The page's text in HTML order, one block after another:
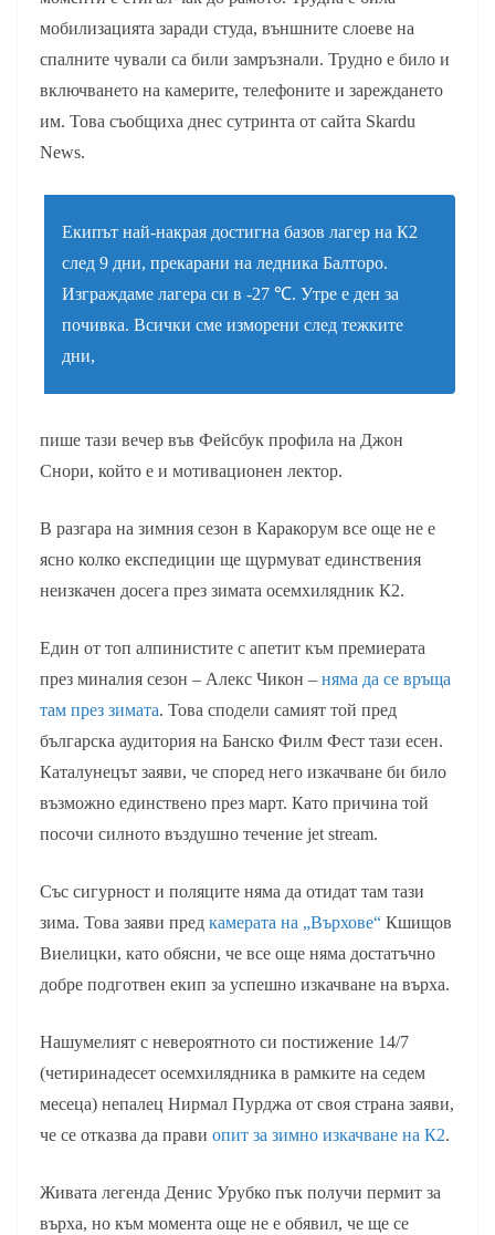
мобилизацията заради студа, външните слоеве на
спалните чували са били замръзнали. Трудно е било и
включването на камерите, телефоните и зареждането
им. Това съобщиха днес сутринта от сайта Skardu
News.
Екипът най-накрая достигна базов лагер на К2
след 9 дни, прекарани на ледника Балторо.
Изграждаме лагера си в -27 ℃. Утре е ден за
почивка. Всички сме изморени след тежките
дни,
пише тази вечер във Фейсбук профила на Джон
Снори, който е и мотивационен лектор.
В разгара на зимния сезон в Каракорум все още не е
ясно колко експедиции ще щурмуват единствения
неизкачен досега през зимата осемхилядник К2.
Един от топ алпинистите с апетит към премиерата
през миналия сезон – Алекс Чикон – няма да се връща
там през зимата. Това сподели самият той пред
българска аудитория на Банско Филм Фест тази есен.
Каталунецът заяви, че според него изкачване би било
възможно единствено през март. Като причина той
посочи силното въздушно течение jet stream.
Със сигурност и поляците няма да отидат там тази
зима. Това заяви пред камерата на „Върхове“ Кшищов
Виелицки, като обясни, че все още няма достатъчно
добре подготвен екип за успешно изкачване на върха.
Нашумелият с невероятното си постижение 14/7
(четиринадесет осемхилядника в рамките на седем
месеца) непалец Нирмал Пурджа от своя страна заяви,
че се отказва да прави опит за зимно изкачване на К2.
Живата легенда Денис Урубко пък получи пермит за
върха, но към момента още не е обявил, че ще се